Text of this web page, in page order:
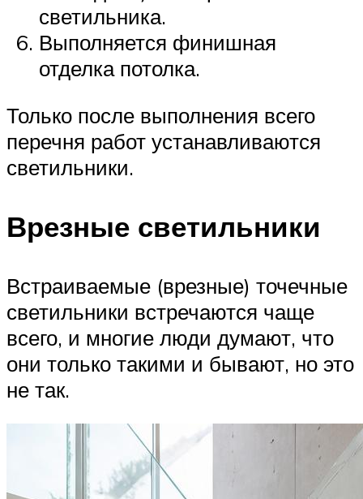
светильника.
Выполняется финишная
отделка потолка.
Только после выполнения всего
перечня работ устанавливаются
светильники.
Врезные светильники
Встраиваемые (врезные) точечные
светильники встречаются чаще
всего, и многие люди думают, что
они только такими и бывают, но это
не так.